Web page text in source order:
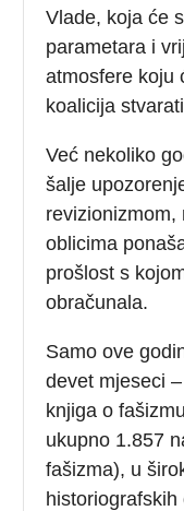
Vlade, koja će
parametara i
atmosfere koju
koalicija
Već nekoliko
šalje
revizionizmom,
oblicima
prošlost s
obračunala.
Samo ove
devet mjeseci
knjiga o
ukupno 1.857
fašizma), u